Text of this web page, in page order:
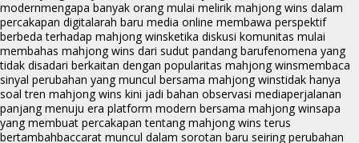
modernmengapa banyak orang mulai melirik mahjong wins dalam
percakapan digitalarah baru media online membawa perspektif
berbeda terhadap mahjong winsketika diskusi komunitas mulai
membahas mahjong wins dari sudut pandang barufenomena yang
tidak disadari berkaitan dengan popularitas mahjong winsmembaca
sinyal perubahan yang muncul bersama mahjong winstidak hanya
soal tren mahjong wins kini jadi bahan observasi mediaperjalanan
panjang menuju era platform modern bersama mahjong winsapa
yang membuat percakapan tentang mahjong wins terus
bertambahbaccarat muncul dalam sorotan baru seiring perubahan